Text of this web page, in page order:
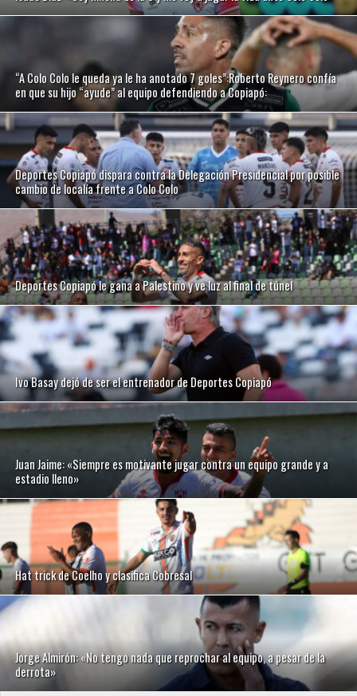
“A Colo Colo le queda ya le ha anotado 7 goles”:Roberto Reynero confía
en que su hijo “ayude” al equipo defendiendo a Copiapó:
Deportes Copiapó dispara contra la Delegación Presidencial por posible
cambio de localía frente a Colo Colo
Deportes Copiapó le gana a Palestino y ve luz al final de túnel
Ivo Basay dejó de ser el entrenador de Deportes Copiapó
Juan Jaime: «Siempre es motivante jugar contra un equipo grande y a
estadio lleno»
Hat trick de Coelho y clasifica Cobresal
Jorge Almirón: «No tengo nada que reprochar al equipo, a pesar de la
derrota»